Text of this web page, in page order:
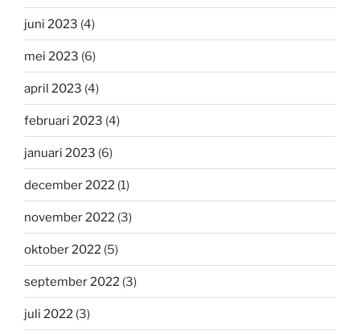
juni 2023 (4)
mei 2023 (6)
april 2023 (4)
februari 2023 (4)
januari 2023 (6)
december 2022 (1)
november 2022 (3)
oktober 2022 (5)
september 2022 (3)
juli 2022 (3)